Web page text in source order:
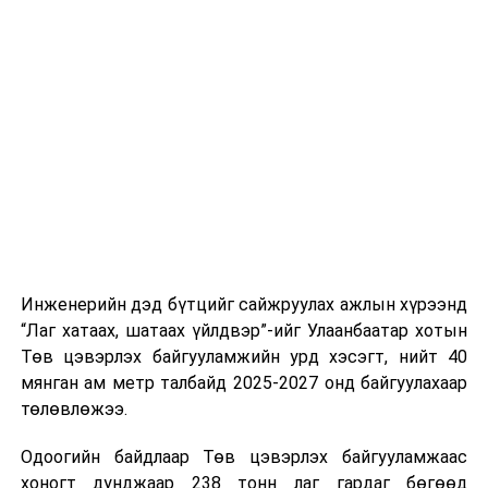
Инженерийн дэд бүтцийг сайжруулах ажлын хүрээнд
“Лаг хатаах, шатаах үйлдвэр”-ийг Улаанбаатар хотын
Төв цэвэрлэх байгууламжийн урд хэсэгт, нийт 40
мянган ам метр талбайд 2025-2027 онд байгуулахаар
төлөвлөжээ.
Одоогийн байдлаар Төв цэвэрлэх байгууламжаас
хоногт дунджаар 238 тонн лаг гардаг бөгөөд